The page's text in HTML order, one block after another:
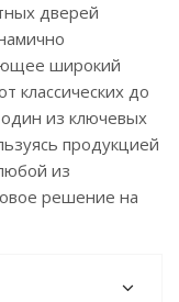
дверей
широкий
классических до
из ключевых
продукцией
из
решение на